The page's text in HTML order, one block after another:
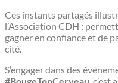
Ces instants partagés
l’Association CDH :
gagner en confiance et de
cité.
S’engager dans des
#BougeTonCerveau ,